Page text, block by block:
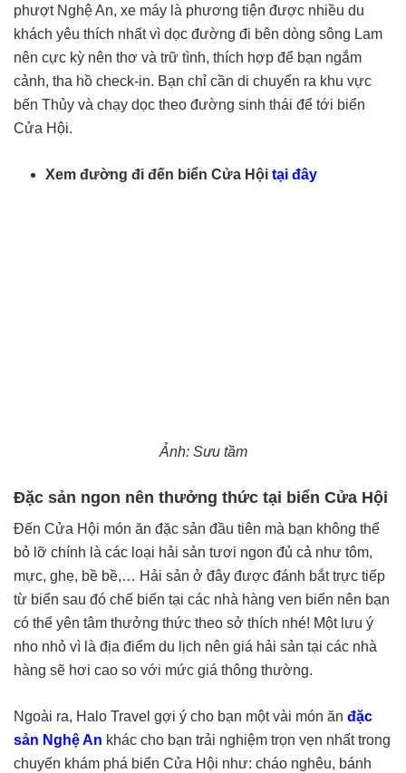
phượt Nghệ An, xe máy là phương tiện được nhiều du
khách yêu thích nhất vì dọc đường đi bên dòng sông Lam
nên cực kỳ nên thơ và trữ tình, thích hợp để bạn ngắm
cảnh, tha hồ check-in. Bạn chỉ cần di chuyển ra khu vực
bến Thủy và chạy dọc theo đường sinh thái để tới biển
Cửa Hội.
Xem đường đi đến biển Cửa Hội tại đây
Ảnh: Sưu tầm
Đặc sản ngon nên thưởng thức tại biển Cửa Hội
Đến Cửa Hội món ăn đặc sản đầu tiên mà bạn không thể
bỏ lỡ chính là các loại hải sản tươi ngon đủ cả như tôm,
mực, ghẹ, bề bề,… Hải sản ở đây được đánh bắt trực tiếp
từ biển sau đó chế biến tại các nhà hàng ven biển nên bạn
có thể yên tâm thưởng thức theo sở thích nhé! Một lưu ý
nho nhỏ vì là địa điểm du lịch nên giá hải sản tại các nhà
hàng sẽ hơi cao so với mức giá thông thường.
Ngoài ra, Halo Travel gợi ý cho bạn một vài món ăn đặc
sản Nghệ An khác cho bạn trải nghiệm trọn vẹn nhất trong
chuyến khám phá biển Cửa Hội như: cháo nghêu, bánh